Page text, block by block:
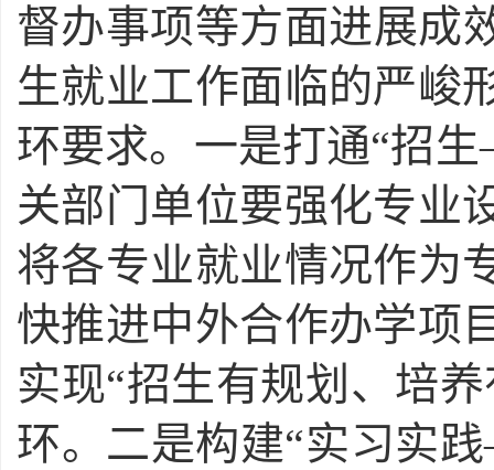
督办事项等方面进展成
生就业工作面临的严峻
环要求。一是打通“招
关部门单位要强化专业
将各专业就业情况作为
快推进中外合作办学项
实现“招生有规划、培
环。二是构建“实习实